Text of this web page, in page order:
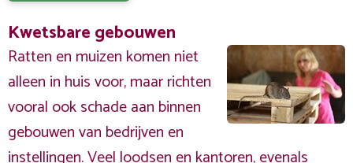
Kwetsbare gebouwen
Ratten en muizen komen niet
alleen in huis voor, maar richten
vooral ook schade aan binnen
gebouwen van bedrijven en